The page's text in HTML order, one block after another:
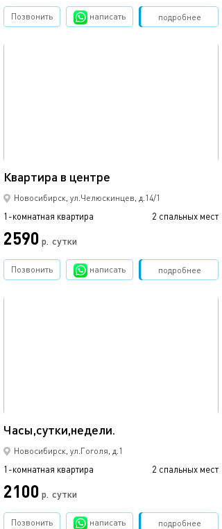
подробнее
Позвонить написать Забронировать
Квартира в центре
Новосибирск, ул.Челюскинцев, д.14/1
1-комнатная квартира 2 спальных мест
2590 р. сутки
подробнее
Позвонить написать Забронировать
Часы,сутки,недели.
Новосибирск, ул.Гоголя, д.1
1-комнатная квартира 2 спальных мест
2100 р. сутки
подробнее
Позвонить написать Забронировать